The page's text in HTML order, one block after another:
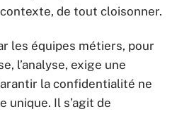
de tout cloisonner.
les équipes métiers, pour
l’analyse, exige une
la confidentialité ne
unique. Il s’agit de